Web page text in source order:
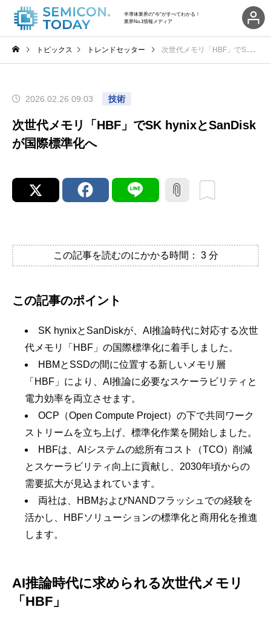
半導体業界の"今"がすべてわかる！
業界No.1情報メディア
トピックス トレンドセッター 次世代メモリ「HBF」でSK hynixとSanDiskが国際標準化へ
2026.02.26 09:03 技術
次世代メモリ「HBF」でSK hynixとSanDisk
が国際標準化へ
この記事を読むのにかかる時間： 3 分
この記事のポイント
SK hynixとSanDiskが、AI推論時代に対応する次世
代メモリ「HBF」の国際標準化に着手しました。
HBMとSSDの間に位置する新しいメモリ層
「HBF」により、AI推論に必要なスケーラビリティと
電力効率を両立させます。
OCP（Open Compute Project）の下で共同ワーク
ストリームを立ち上げ、標準化作業を開始しました。
HBFは、AIシステムの総所有コスト（TCO）削減
とスケーラビリティ向上に貢献し、2030年頃からの
需要拡大が見込まれています。
両社は、HBMおよびNANDフラッシュでの経験を
活かし、HBFソリューションの標準化と商用化を推進
します。
AI推論時代に求められる次世代メモリ
「HBF」